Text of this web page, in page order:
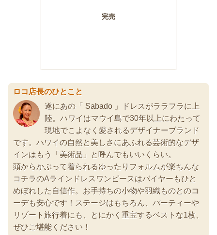
ロコ店長のひとこと
遂にあの「 Sabado 」ドレスがララフラに上
陸。ハワイはマウイ島で30年以上にわたって
現地でこよなく愛されるデザイナーブランド
です。ハワイの自然と美しさにあふれる芸術的なデザ
インはもう「美術品」と呼んでもいいくらい。
頭からかぶって着られるゆったりフォルムが楽ちんな
コチラのAラインドレスワンピースはバイヤーもひと
めぼれした自信作。お手持ちの小物や羽織ものとのコ
ーデも安心です！ステージはもちろん、パーティーや
リゾート旅行着にも、とにかく重宝するベストな1枚、
ぜひご堪能ください！